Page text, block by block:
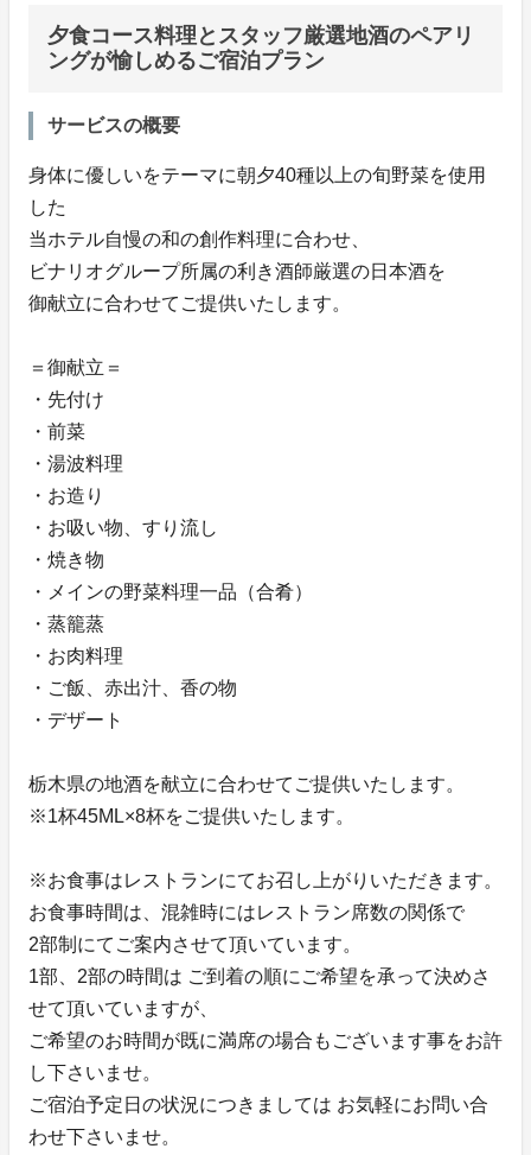
夕食コース料理とスタッフ厳選地酒のペアリ
ングが愉しめるご宿泊プラン
サービスの概要
身体に優しいをテーマに朝夕40種以上の旬野菜を使用
した
当ホテル自慢の和の創作料理に合わせ、
ビナリオグループ所属の利き酒師厳選の日本酒を
御献立に合わせてご提供いたします。
＝御献立＝
・先付け
・前菜
・湯波料理
・お造り
・お吸い物、すり流し
・焼き物
・メインの野菜料理一品（合肴）
・蒸籠蒸
・お肉料理
・ご飯、赤出汁、香の物
・デザート
栃木県の地酒を献立に合わせてご提供いたします。
※1杯45ML×8杯をご提供いたします。
※お食事はレストランにてお召し上がりいただきます。
お食事時間は、混雑時にはレストラン席数の関係で
2部制にてご案内させて頂いています。
1部、2部の時間は ご到着の順にご希望を承って決めさ
せて頂いていますが、
ご希望のお時間が既に満席の場合もございます事をお許
し下さいませ。
ご宿泊予定日の状況につきましては お気軽にお問い合
わせ下さいませ。